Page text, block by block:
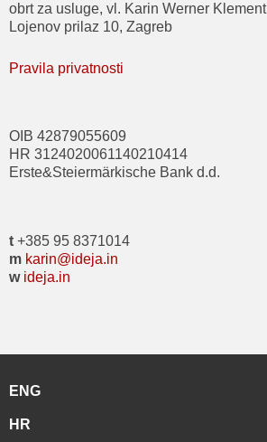
obrt za usluge, vl. Karin Werner Klement
Lojenov prilaz 10, Zagreb
Pravila privatnosti
OIB 42879055609
HR 3124020061140210414
Erste&Steiermärkische Bank d.d.
t +385 95 8371014
m karin@ideja.in
w ideja.in
ENG
HR